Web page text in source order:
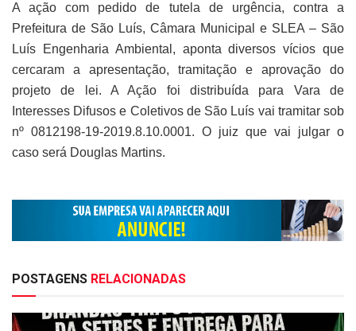
A ação com pedido de tutela de urgência, contra a
Prefeitura de São Luís, Câmara Municipal e SLEA – São
Luís Engenharia Ambiental, aponta diversos vícios que
cercaram a apresentação, tramitação e aprovação do
projeto de lei. A Ação foi distribuída para Vara de
Interesses Difusos e Coletivos de São Luís vai tramitar sob
nº 0812198-19-2019.8.10.0001. O juiz que vai julgar o
caso será Douglas Martins.
POSTAGENS RELACIONADAS